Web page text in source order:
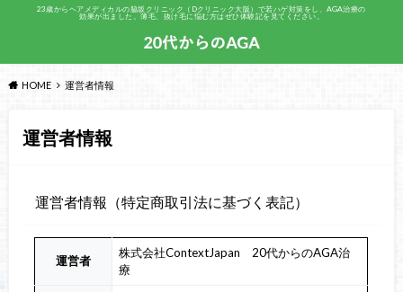
23歳からヘアメディカルの脇坂クリニック（Dクリニック大阪）で若ハゲ対策をし、AGA治療の
効果が出ました。薄毛、抜け毛に悩む方はぜひ体験記を見てください。
HOME 運営者情報
運営者情報
運営者情報（特定商取引法に基づく表記）
運営者
株式会社ContextJapan 20代からのAGA治
療